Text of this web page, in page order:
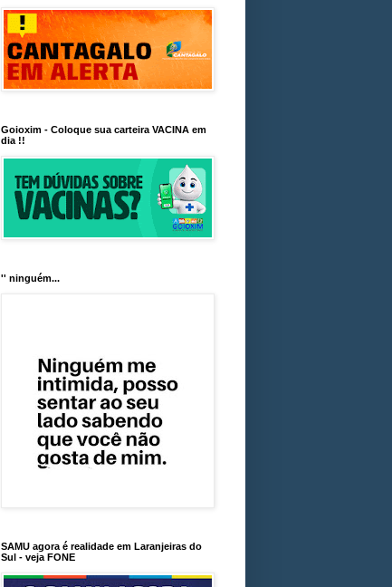
Goioxim - Coloque sua carteira VACINA em
dia !!
'' ninguém...
SAMU agora é realidade em Laranjeiras do
Sul - veja FONE